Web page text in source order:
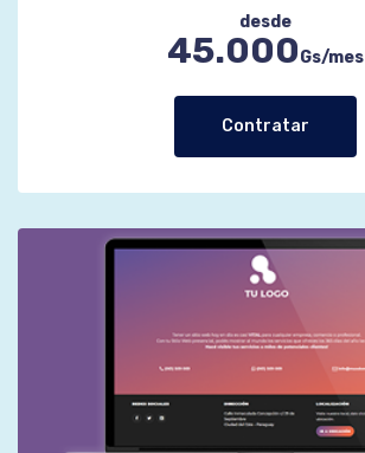
desde
45.000Gs/mes
Contratar